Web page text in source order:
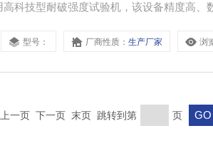
科技型耐破强度试验机，该设备精度高、
型号： 厂商性质：生产厂家 浏
一页 下一页 末页 跳转到第 页